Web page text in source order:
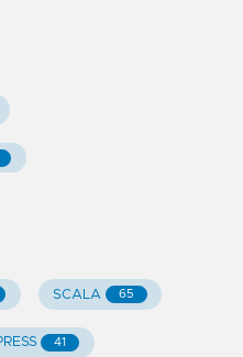
SCALA 65
41